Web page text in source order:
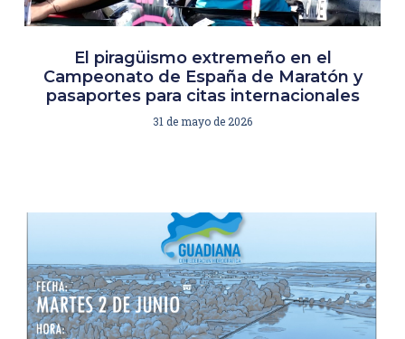
El piragüismo extremeño en el
Campeonato de España de Maratón y
pasaportes para citas internacionales
31 de mayo de 2026